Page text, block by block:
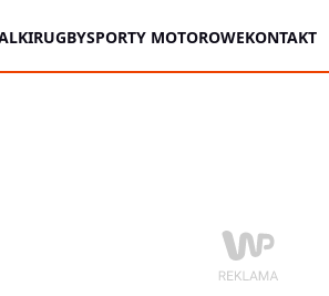
RUGBYSPORTY MOTOROWEKONTAKT